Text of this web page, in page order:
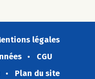
légales
CGU
Plan du site